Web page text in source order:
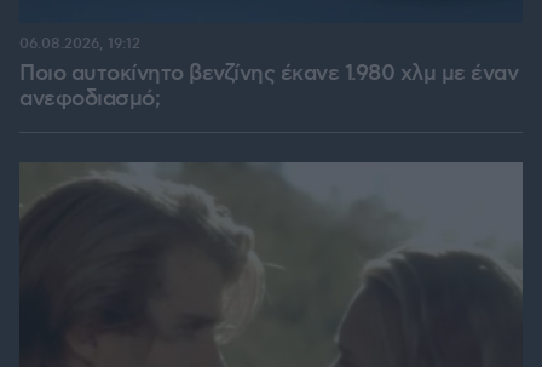
Ποιο αυτοκίνητο βενζίνης έκανε 1.980 χλμ με έναν
ανεφοδιασμό;
06.08.2026, 19:12